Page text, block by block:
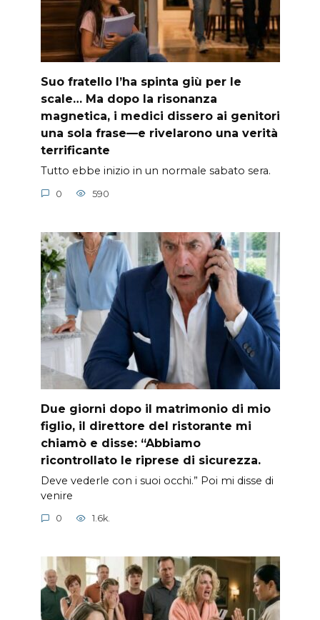
Suo fratello l’ha spinta giù per le
scale… Ma dopo la risonanza
magnetica, i medici dissero ai genitori
una sola frase—e rivelarono una verità
terrificante
Tutto ebbe inizio in un normale sabato sera.
0 590
Due giorni dopo il matrimonio di mio
figlio, il direttore del ristorante mi
chiamò e disse: “Abbiamo
ricontrollato le riprese di sicurezza.
Deve vederle con i suoi occhi.” Poi mi disse di
venire
0 1.6k.